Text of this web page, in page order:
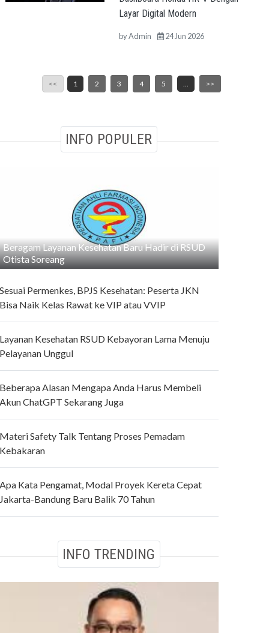
Layar Digital Modern
byAdmin 24 Jun 2026
<< 1 2 3 4 5 >>
INFO POPULER
Beragam Layanan Kesehatan Baru Hadir di RSUD
Otista Soreang
Permenkes, BPJS Kesehatan: Peserta JKN
Naik Kelas Rawat ke VIP atau VVIP
Kesehatan RSUD Kebayoran Lama Menuju
Unggul
Alasan Mengapa Anda Harus Membeli
ChatGPT Sekarang Juga
Safety Talk Tentang Proses Pemadam
Kata Pengamat, Modal Proyek Kereta Cepat
Bandung Baru Balik 70 Tahun
INFO TRENDING